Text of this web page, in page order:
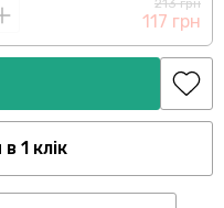
213 грн
117 грн
1 клік